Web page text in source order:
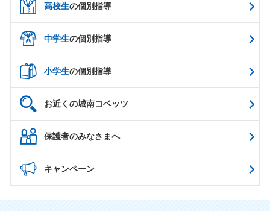
高校生の個別指導
中学生の個別指導
小学生の個別指導
お近くの城南コベッツ
保護者のみなさまへ
キャンペーン